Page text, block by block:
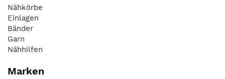
Nähkörbe
Einlagen
Bänder
Garn
Nähhilfen
Marken